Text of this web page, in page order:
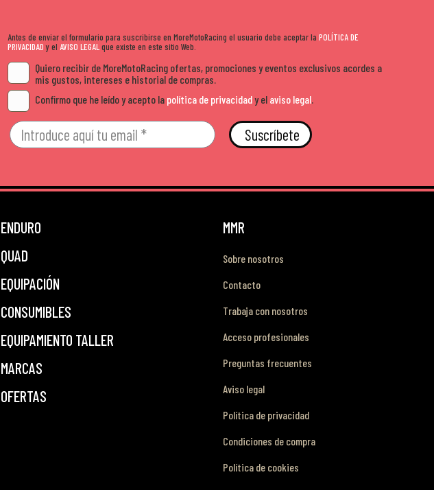
Antes de enviar el formulario para suscribirse en MoreMotoRacing el usuario debe aceptar la POLÍTICA DE
PRIVACIDADy el AVISO LEGALque existe en este sitio Web.
Quiero recibir de MoreMotoRacing ofertas, promociones y eventos exclusivos acordes a
mis gustos, intereses e historial de compras.
Confirmo que he leído y acepto la política de privacidady el aviso legal
Suscríbete
ENDURO
QUAD
EQUIPACIÓN
CONSUMIBLES
EQUIPAMIENTO TALLER
MARCAS
OFERTAS
MMR
Sobre nosotros
Contacto
Trabaja con nosotros
Acceso profesionales
Preguntas frecuentes
Aviso legal
Política de privacidad
Condiciones de compra
Política de cookies